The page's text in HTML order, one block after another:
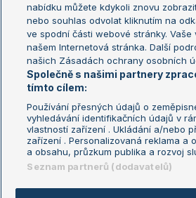
Aktualní trendy
Fotbalové přestupy
Livesport Daily
LS Prague Open
Podmínky užití
Nastavení
GDPR a žurnalistika
Reklama
Kontakt
Informace
údajů
nabídku můžete kdykoli znovu
nebo souhlas odvolat kliknutím na
ve spodní části webové stránky. Vaše
našem Internetová stránka. Další
našich Zásadách ochrany osobních
Společně s našimi partnery
tímto cílem:
Používání přesných údajů o
vyhledávání identifikačních údajů v
vlastností zařízení . Ukládání a/nebo
zařízení . Personalizovaná reklama a
a obsahu, průzkum publika a rozvoj
Seznam partnerů (dodavatelů)